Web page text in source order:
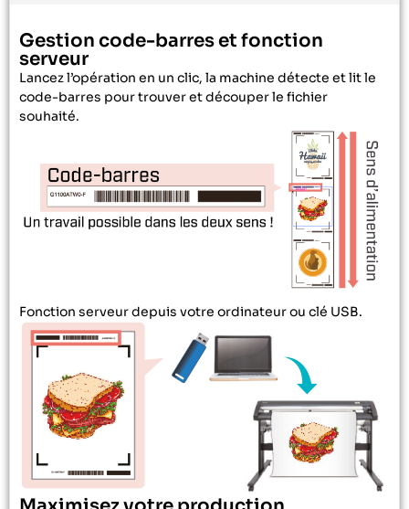
Gestion code-barres et fonction
serveur
Lancez l’opération en un clic, la machine détecte et lit le
code-barres pour trouver et découper le fichier
souhaité.
Fonction serveur depuis votre ordinateur ou clé USB.